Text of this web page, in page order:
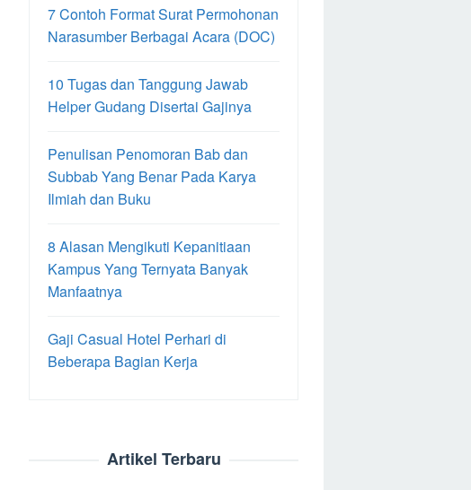
7 Contoh Format Surat Permohonan
Narasumber Berbagai Acara (DOC)
10 Tugas dan Tanggung Jawab
Helper Gudang Disertai Gajinya
Penulisan Penomoran Bab dan
Subbab Yang Benar Pada Karya
Ilmiah dan Buku
8 Alasan Mengikuti Kepanitiaan
Kampus Yang Ternyata Banyak
Manfaatnya
Gaji Casual Hotel Perhari di
Beberapa Bagian Kerja
Artikel Terbaru